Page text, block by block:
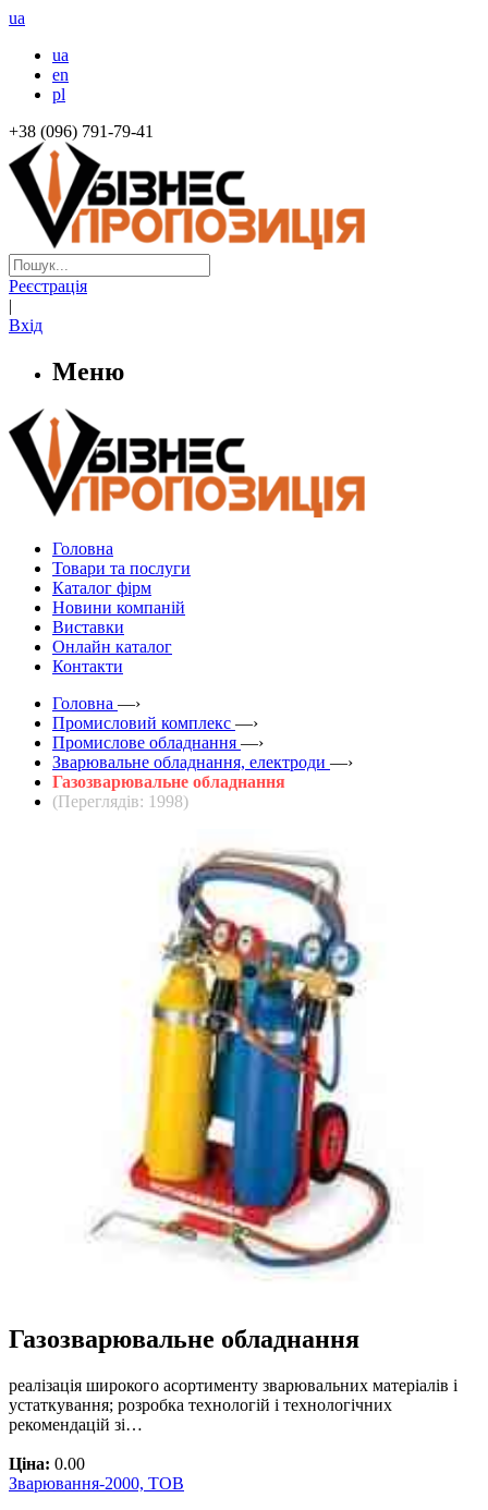
ua
ua
en
pl
+38 (096) 791-79-41
Реєстрація
|
Вхід
Меню
Головна
Товари та послуги
Каталог фірм
Новини компаній
Виставки
Онлайн каталог
Контакти
Головна —›
Промисловий комплекс —›
Промислове обладнання —›
Зварювальне обладнання, електроди —›
Газозварювальне обладнання
(Переглядів: 1998)
Газозварювальне обладнання
реалізація широкого асортименту зварювальних матеріалів і
устаткування; розробка технологій і технологічних
рекомендацій зі…
Ціна: 0.00
Зварювання-2000, ТОВ